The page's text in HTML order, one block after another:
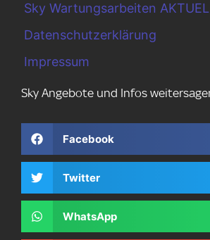
Sky Wartungsarbeiten
Datenschutzerklärung
Impressum
Sky Angebote und Infos
Facebook
Twitter
WhatsApp